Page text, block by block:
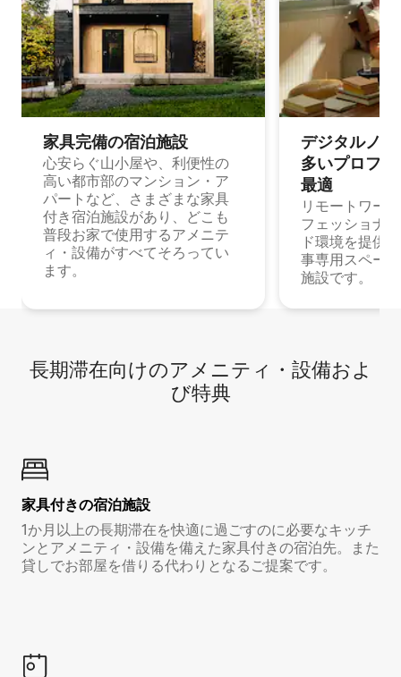
家具完備の宿⁠泊⁠施⁠設
心安らぐ山小屋や、利便性の
高い都市部のマンション・ア
パートなど、さまざまな家具
付き宿泊施設があり、どこも
普段お家で使用するアメニテ
ィ・設備がすべてそろってい
ます。
デジタルノ
多⁠いプ⁠ロ⁠フ⁠
最⁠適
リモートワー
フェッショナ
ド環境を提供
事専用スペー
施設です。
長期滞在向け⁠のア⁠メ⁠ニ⁠テ⁠ィ⁠・設⁠備⁠およ
び特⁠典
家具付き⁠の宿⁠泊⁠施⁠設
1か月以上の長期滞在を快適に過ごすのに必要なキッチ
ンとアメニティ・設備を備えた家具付きの宿泊先。また
貸しでお部屋を借りる代わりとなるご提案です。